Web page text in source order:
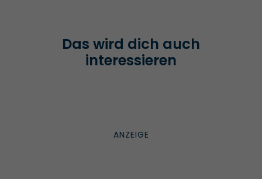
Das wird dich auch
interessieren